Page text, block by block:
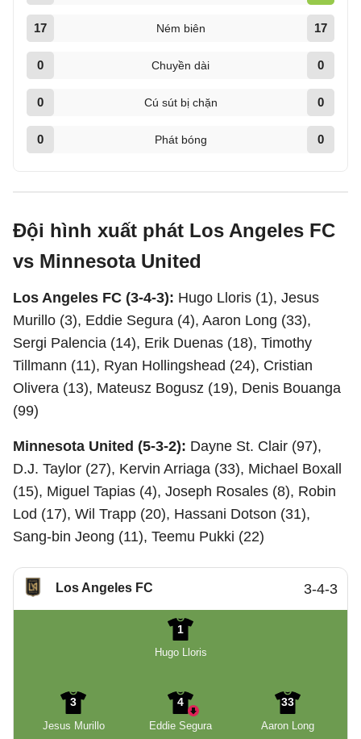
17 Ném biên 17
0 Chuyền dài 0
0 Cú sút bị chặn 0
0 Phát bóng 0
Đội hình xuất phát Los Angeles FC
vs Minnesota United
Los Angeles FC (3-4-3): Hugo Lloris (1), Jesus
Murillo (3), Eddie Segura (4), Aaron Long (33),
Sergi Palencia (14), Erik Duenas (18), Timothy
Tillmann (11), Ryan Hollingshead (24), Cristian
Olivera (13), Mateusz Bogusz (19), Denis Bouanga
(99)
Minnesota United (5-3-2): Dayne St. Clair (97),
D.J. Taylor (27), Kervin Arriaga (33), Michael Boxall
(15), Miguel Tapias (4), Joseph Rosales (8), Robin
Lod (17), Wil Trapp (20), Hassani Dotson (31),
Sang-bin Jeong (11), Teemu Pukki (22)
Los Angeles FC 3-4-3
1
Hugo Lloris
3
Jesus Murillo
4
Eddie Segura
33
Aaron Long